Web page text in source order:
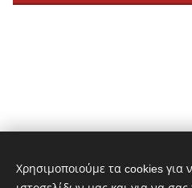
Χρησιμοποιούμε τα cookies για